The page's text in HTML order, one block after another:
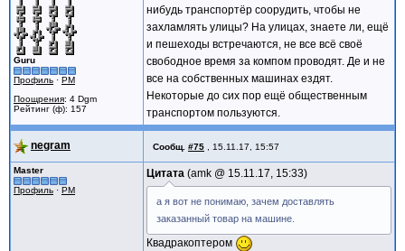
Guru
Профиль · PM
Поощрения: 4 Dgm
Рейтинг (ф): 157
нибудь транспортёр соорудить, чтобы не
захламлять улицы? На улицах, знаете ли, ещё
и пешеходы встречаются, не все всё своё
свободное время за компом проводят. Де и не
все на собственных машинах ездят.
Некоторые до сих пор ещё общественным
транспортом пользуются.
negram Сообщ. #75 15.11.17, 15:57
Master
Профиль · PM
Цитата amk @ 15.11.17, 15:33
а я вот не понимаю, зачем доставлять
заказанный товар на машине.
Квадракоптером